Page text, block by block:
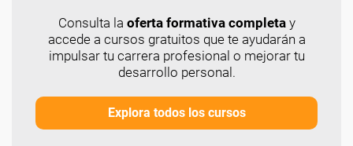
Consulta la oferta formativa completay
accede a cursos gratuitos que te ayudarán a
impulsar tu carrera profesional o mejorar tu
desarrollo personal.
Explora todos los cursos